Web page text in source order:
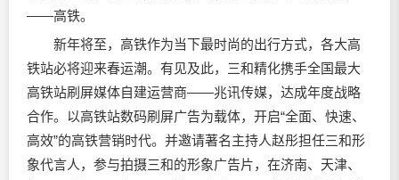
——高铁。
新年将至，高铁作为当下最时尚的出行方式，各大高
铁站必将迎来春运潮。有见及此，三和精化携手全国最大
高铁站刷屏媒体自建运营商——兆讯传媒，达成年度战略
合作。以高铁站数码刷屏广告为载体，开启“全面、快速、
高效”的高铁营销时代。并邀请著名主持人赵彤担任三和形
象代言人，参与拍摄三和的形象广告片，在济南、天津、